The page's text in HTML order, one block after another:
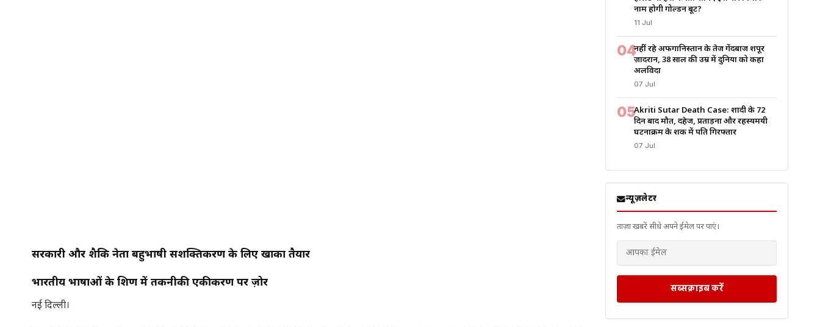
सरकारी और शैक्षिक नेता बहुभाषी सशक्तिकरण के लिए खाका तैयार
भारतीय भाषाओं के शिक्षण में तकनीकी एकीकरण पर ज़ोर
नई दिल्ली।
नाम होगी गोल्डन बूट?
11 Jul
04नहीं रहे अफगानिस्तान के तेज गेंदबाज शपूर
ज़ादरान, 38 साल की उम्र में दुनिया को कहा
अलविदा
07 Jul
05Akriti Sutar Death Case: शादी के 72
दिन बाद मौत, दहेज, प्रताड़ना और रहस्यमयी
घटनाक्रम के शक में पति गिरफ्तार
07 Jul
न्यूज़लेटर
ताज़ा खबरें सीधे अपने ईमेल पर पाएं।
सब्सक्राइब करें